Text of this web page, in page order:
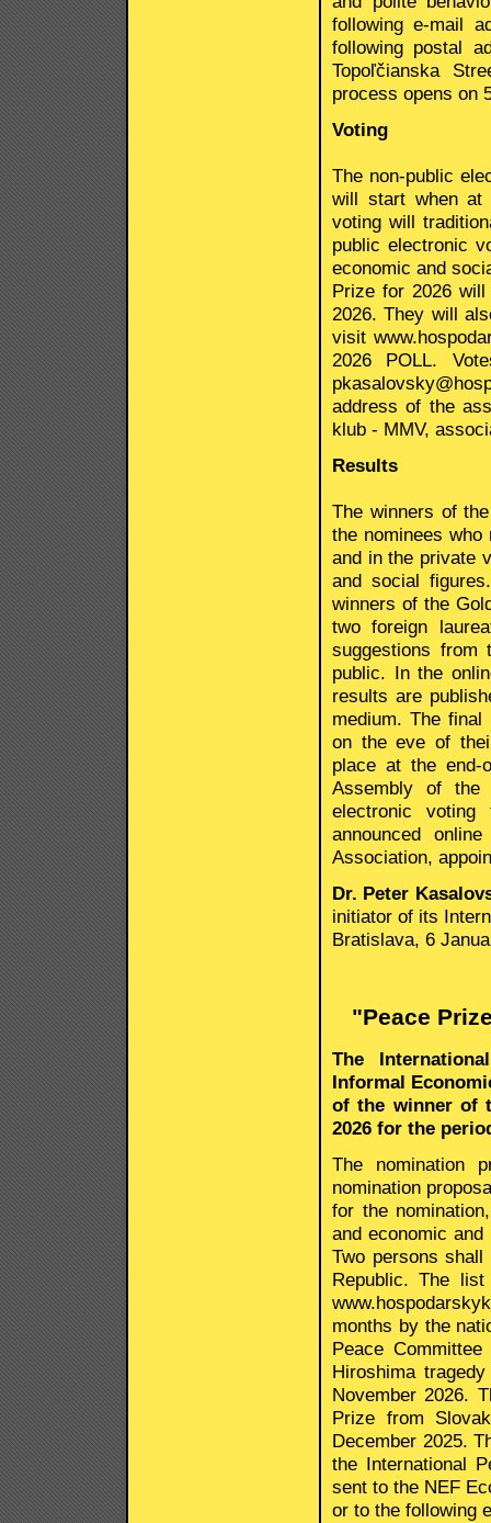
following e-mail
following postal
Topoľčianska
process opens on
Voting
The non-public
will start when at
voting will
public electronic
economic and
Prize for 2026
2026. They will
visit
2026 POLL.
address of the
klub - MMV,
Results
The winners of
the nominees
and in the private
and social
winners of the
two foreign
suggestions from
public. In the
results are
medium. The
on the eve of
place at the end-
Assembly of
electronic
announced
Association,
Dr. Peter
initiator of its
Bratislava, 6
"Peace
The
Informal
of the winner of
2026 for the
The nomination
nomination
for the
and economic
Two persons
Republic. The
months by the
Peace
Hiroshima
November 2026.
Prize from
December 2025.
the International
sent to the NEF
or to the following